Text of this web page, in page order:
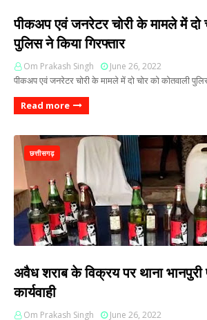
पीकअप एवं जनरेटर चोरी के मामले में दो
पुलिस ने किया गिरफ्तार
Om Prakash Singh June 26, 2022
पीकअप एवं जनरेटर चोरी के मामले में दो चोर को कोतवाली
Read more
छत्तीसगढ़
अवैध शराब के विक्रय पर थाना
कार्यवाही
Om Prakash Singh June 26, 2022